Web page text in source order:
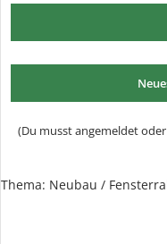
(Du musst angemeldet
Thema: Neubau /